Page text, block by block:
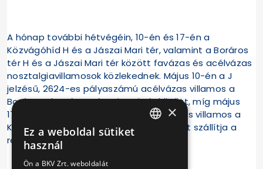
A hónap további hétvégéin, 10-én és 17-én a
Közvágóhíd H és a Jászai Mari tér, valamint a Boráros
tér H és a Jászai Mari tér között favázas és acélvázas
nosztalgiavillamosok közlekednek. Május 10-én a J
jelzésű, 2624-es pályaszámú acélvázas villamos a
Boráros tér H és a Jászai Mari tér között, míg május
17-én a szintén J jelzésű, 436-os favázas villamos a
Közvágóhíd H és a Jászai Mari tér között szállítja a
régmúlt szerelmeseit.
×
Ez a weboldal sütiket
használ
Ön a BKV Zrt. weboldalát